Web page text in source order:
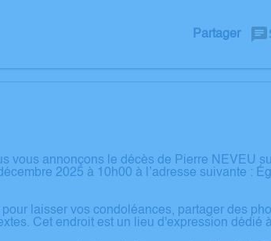
Partager
vous annonçons le décès de Pierre NEVEU
2025 à 10h00 à l’adresse suivante :
laisser vos condoléances, partager des
Cet endroit est un lieu d'expression dédié